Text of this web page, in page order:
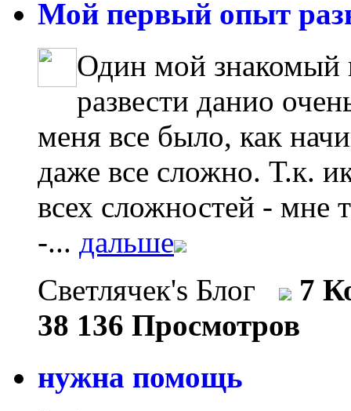
Мой первый опыт
Один мой знакомый
развести данио
меня все было, как
даже все сложно. Т.к.
всех сложностей - мне
-... дальше
Светлячек's Блог
7
38 136 Просмотров
нужна помощь